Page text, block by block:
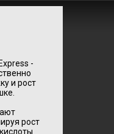
-
и рост
рост